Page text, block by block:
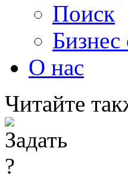
Поиск
Бизнес
О нас
Читайте